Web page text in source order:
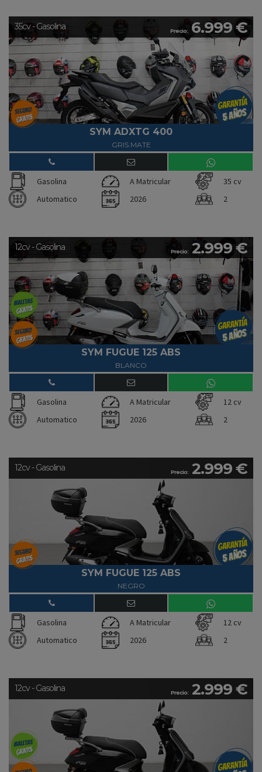
Precio: 6.999 €
35cv - Gasolina
SYM ADXTG 400
GRIS MATE
Gasolina A Matricular
35 cv
Automatico
2026 2
Precio: 2.999 €
12cv - Gasolina
SYM FUGUE 125 ABS
BLANCO
Gasolina A Matricular
12 cv
Automatico
2026 2
Precio: 2.999 €
12cv - Gasolina
SYM FUGUE 125 ABS
NEGRO
Gasolina A Matricular
12 cv
Automatico
2026 2
Precio: 2.999 €
12cv - Gasolina